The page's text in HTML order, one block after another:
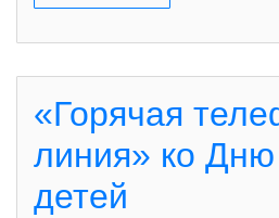
«Горячая
линия» ко
детей